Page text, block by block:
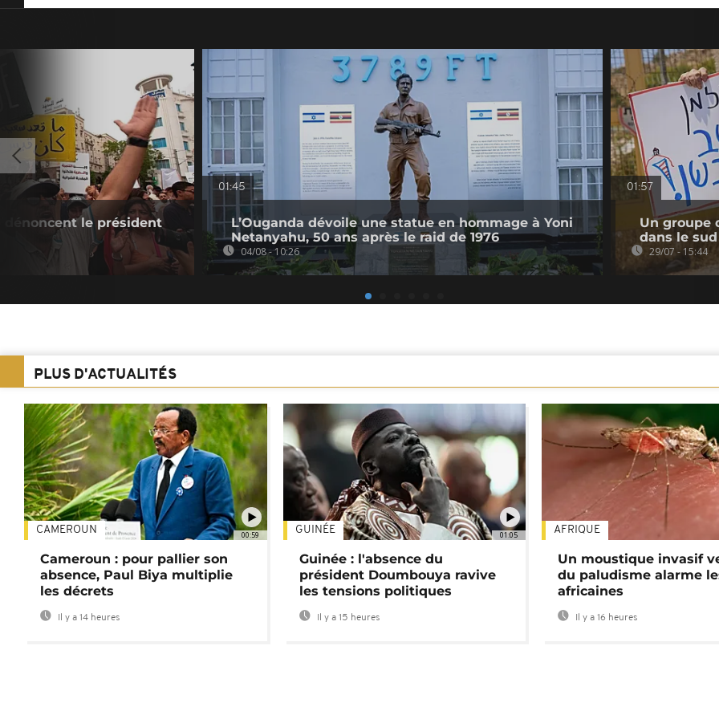
le président
01:45
L’Ouganda dévoile une statue en hommage à Yoni
Netanyahu, 50 ans après le raid de 1976
04/08 - 10:26
01:57
Un groupe
dans le sud
29/07 - 15:44
PLUS D'ACTUALITÉS
00:59
CAMEROUN
Cameroun : pour pallier son
absence, Paul Biya multiplie
les décrets
Il y a 14 heures
01:05
GUINÉE
Guinée : l'absence du
président Doumbouya ravive
les tensions politiques
Il y a 15 heures
AFRIQUE
Un moustique invasif
du paludisme alarme
africaines
Il y a 16 heures